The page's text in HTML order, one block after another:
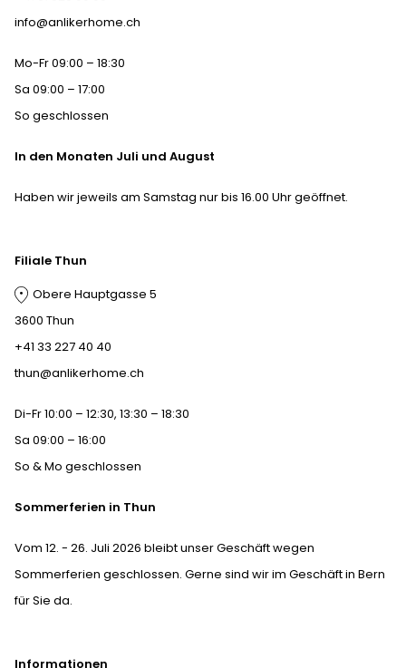
Informationen
info@anlikerhome.ch
Mo-Fr 09:00 – 18:30
Sa 09:00 – 17:00
So geschlossen
In den Monaten Juli und August
Haben wir jeweils am Samstag nur bis 16.00 Uhr geöffnet.
Filiale Thun
Obere Hauptgasse 5
3600 Thun
+41 33 227 40 40
thun@anlikerhome.ch
Di-Fr 10:00 – 12:30, 13:30 – 18:30
Sa 09:00 – 16:00
So & Mo geschlossen
Sommerferien in Thun
Vom 12. - 26. Juli 2026 bleibt unser Geschäft wegen
Sommerferien geschlossen. Gerne sind wir im Geschäft in Bern
für Sie da.